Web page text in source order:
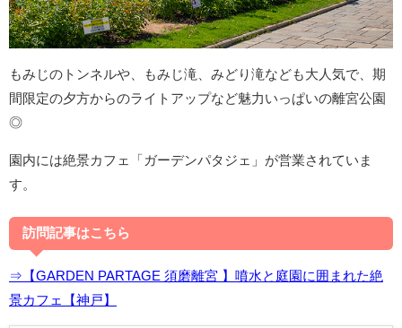
もみじのトンネルや、もみじ滝、みどり滝なども大人気で、期
間限定の夕方からのライトアップなど魅力いっぱいの離宮公園
◎
園内には絶景カフェ「ガーデンパタジェ」が営業されていま
す。
訪問記事はこちら
⇒【GARDEN PARTAGE 須磨離宮 】噴水と庭園に囲まれた絶
景カフェ【神戸】